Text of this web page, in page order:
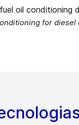
for diesel